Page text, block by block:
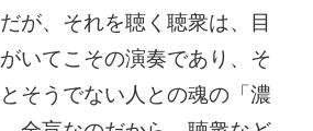
が、それを聴く聴衆は、目
いてこその演奏であり、そ
そうでない人との魂の「濃